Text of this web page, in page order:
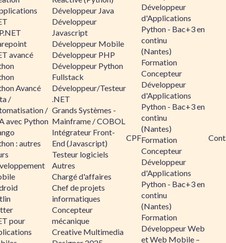
avancé
Avancé
/
/
avec Python
: autres
pour
Développeur Java
Développeur
Javascript
Développeur Mobile
Développeur PHP
Développeur Python
Fullstack
Développeur/Testeur
.NET
Grands Systèmes -
Mainframe / COBOL
Intégrateur Front-
End (Javascript)
Testeur logiciels
Autres
Chargé d'affaires
Chef de projets
informatiques
Concepteur
mécanique
Creative Multimedia
CPF
Développeur
d'Applications
Python - Bac+3 en
continu
(Nantes)
Formation
Concepteur
Développeur
d'Applications
Python - Bac+3 en
continu
(Nantes)
Formation
Concepteur
Développeur
d'Applications
Python - Bac+3 en
continu
(Nantes)
Formation
Développeur Web
et Web Mobile –